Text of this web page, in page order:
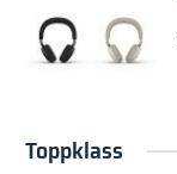
Toppklass